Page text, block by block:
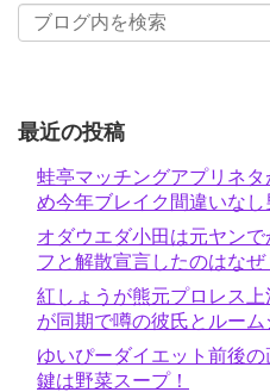
最近の投稿
蛙亭マッチングアプリネ
め今年ブレイク間違いなし
オダウエダ小田は元ヤン
フと解散宣言したのはなぜ
紅しょうが熊元プロレス
が同期で噂の彼氏とルーム
ゆいぴーダイエット前後
鍵は野菜スープ！